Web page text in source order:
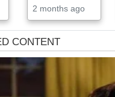
2 months ago